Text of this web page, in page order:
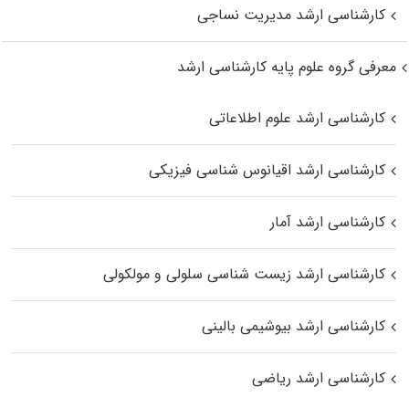
کارشناسی ارشد مدیریت نساجی
معرفی گروه علوم پایه کارشناسی ارشد
کارشناسی ارشد علوم اطلاعاتی
کارشناسی ارشد اقیانوس‌ شناسی فیزیکی
کارشناسی ارشد آمار
کارشناسی ارشد زیست شناسی سلولی و مولکولی
کارشناسی ارشد بیوشیمی بالینی
کارشناسی ارشد ریاضی